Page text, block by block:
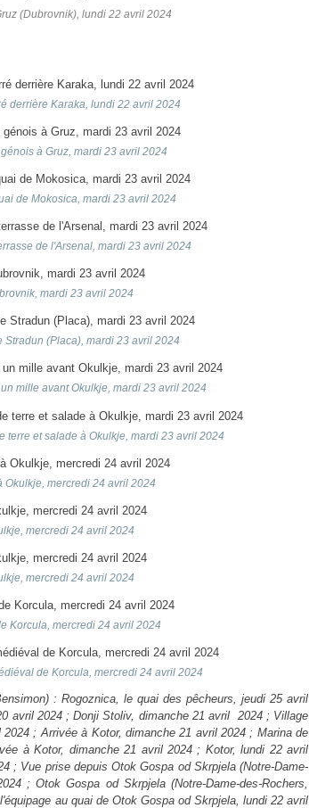
(Dubrovnik), lundi 22 avril 2024
derrière Karaka, lundi 22 avril 2024
à Gruz, mardi 23 avril 2024
de Mokosica, mardi 23 avril 2024
de l'Arsenal, mardi 23 avril 2024
mardi 23 avril 2024
Stradun (Placa), mardi 23 avril 2024
mille avant Okulkje, mardi 23 avril 2024
terre et salade à Okulkje, mardi 23 avril 2024
Okulkje, mercredi 24 avril 2024
mercredi 24 avril 2024
mercredi 24 avril 2024
Korcula, mercredi 24 avril 2024
de Korcula, mercredi 24 avril 2024
: Rogoznica, le quai des pêcheurs, jeudi 25 avril
avril 2024 ; Donji Stoliv, dimanche 21 avril 2024 ; Village
; Arrivée à Kotor, dimanche 21 avril 2024 ; Marina de
à Kotor, dimanche 21 avril 2024 ; Kotor, lundi 22 avril
; Vue prise depuis Otok Gospa od Skrpjela (Notre-Dame-
; Otok Gospa od Skrpjela (Notre-Dame-des-Rochers,
au quai de Otok Gospa od Skrpjela, lundi 22 avril